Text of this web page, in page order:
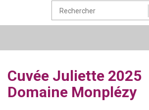
Cuvée Juliette 2025
Domaine Monplézy